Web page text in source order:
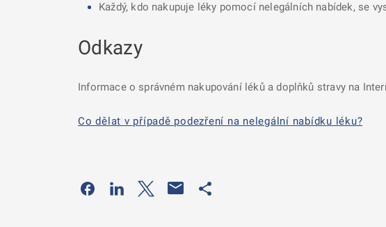
Každý, kdo nakupuje léky pomocí nelegálních nabídek, se
Odkazy
Informace o správném nakupování léků a doplňků stravy na
Co dělat v případě podezření na nelegální nabídku léku?
Odkaz se otevře na nové kartě
Odkaz se otevře na nové kartě
Odkaz se otevře na nové kartě